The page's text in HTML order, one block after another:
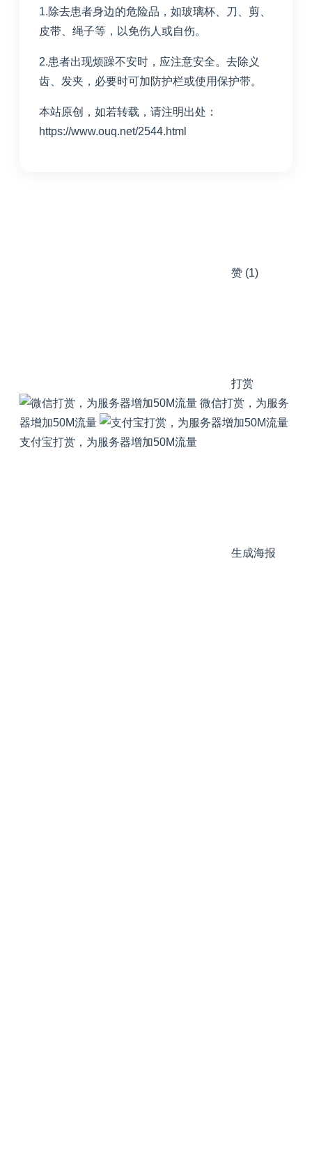
1.除去患者身边的危险品，如玻璃杯、刀、剪、
皮带、绳子等，以免伤人或自伤。
2.患者出现烦躁不安时，应注意安全。去除义
齿、发夹，必要时可加防护栏或使用保护带。
本站原创，如若转载，请注明出处：
https://www.ouq.net/2544.html
赞 (1)
打赏
微信打赏，为服务
器增加50M流量
支付宝打赏，为服务器增加50M流量
生成海报